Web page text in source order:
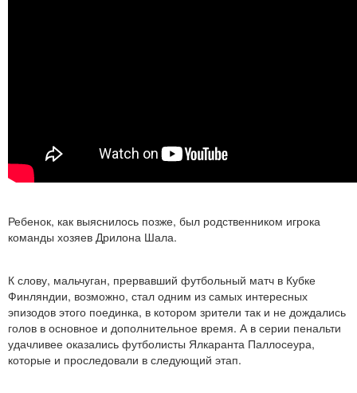
Ребенок, как выяснилось позже, был родственником игрока
команды хозяев Дрилона Шала.
К слову, мальчуган, прервавший футбольный матч в Кубке
Финляндии, возможно, стал одним из самых интересных
эпизодов этого поединка, в котором зрители так и не дождались
голов в основное и дополнительное время. А в серии пенальти
удачливее оказались футболисты Ялкаранта Паллосеура,
которые и проследовали в следующий этап.